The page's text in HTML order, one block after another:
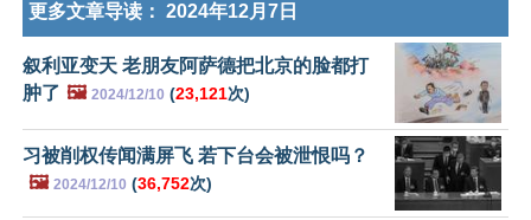
更多文章导读： 2024年12月7日
叙利亚变天 老朋友阿萨德把北京的脸都打
肿了 🖼️ 2024/12/10 (23,121次)
习被削权传闻满屏飞 若下台会被泄恨吗？
🖼️ 2024/12/10 (36,752次)